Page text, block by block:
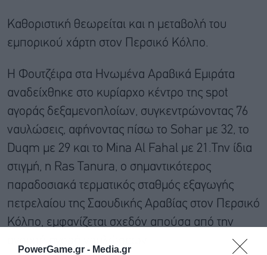
PowerGame.gr - Media.gr
Καθοριστική θεωρείται και η μεταβολή του
εμπορικού χάρτη στον Περσικό Κόλπο.
Η Φουτζέιρα στα Ηνωμένα Αραβικά Εμιράτα
αναδείχθηκε στο κυρίαρχο κέντρο της spot
αγοράς δεξαμενοπλοίων, συγκεντρώνοντας 76
ναυλώσεις, αφήνοντας πίσω το Sohar με 32, το
Duqm με 29 και το Mina Al Fahal με 21.Την ίδια
στιγμή, η Ras Tanura, ο σημαντικότερος
παραδοσιακά τερματικός σταθμός εξαγωγής
πετρελαίου της Σαουδικής Αραβίας στον Περσικό
Κόλπο, εμφανίζεται σχεδόν απούσα από την